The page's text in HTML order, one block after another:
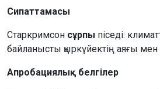
Сипаттамасы
Старкримсон сұрпы піседі:
байланысты қыркүйектің аяғы
Апробациялық белгілер